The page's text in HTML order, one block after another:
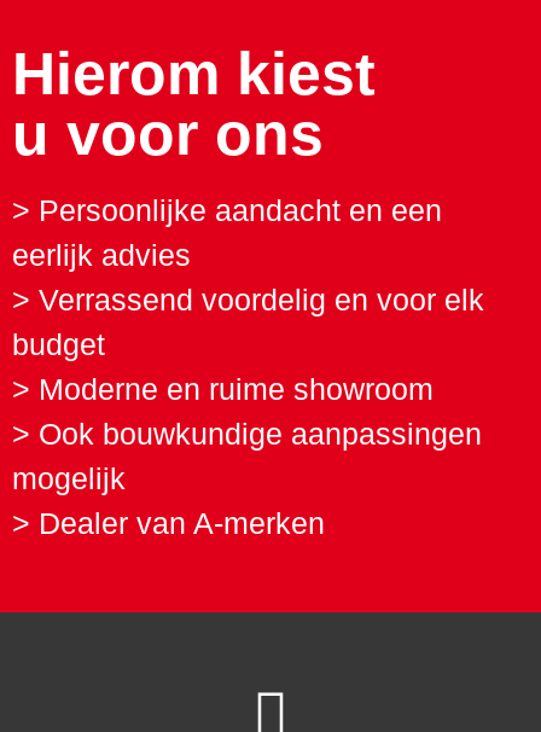
Hierom kiest
u voor ons
> Persoonlijke aandacht en een
eerlijk advies
> Verrassend voordelig en voor elk
budget
> Moderne en ruime showroom
> Ook bouwkundige aanpassingen
mogelijk
> Dealer van A-merken